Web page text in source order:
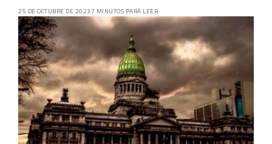
25 DE OCTUBRE DE 20237 MINUTOS PARA LEER